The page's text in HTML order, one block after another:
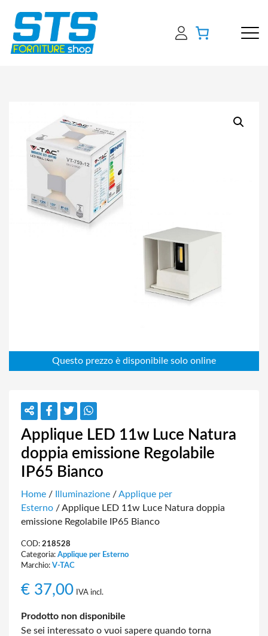
Applique LED 11w Luce Natura
doppia emissione Regolabile
IP65 Bianco
Home / Illuminazione /Applique per
Esterno / Applique LED 11w Luce Natura doppia
emissione Regolabile IP65 Bianco
COD: 218528
Categoria: Applique per Esterno
Marchio: V-TAC
€ 37,00 IVA incl.
Prodotto non disponibile
Se sei interessato o vuoi sapere quando torna